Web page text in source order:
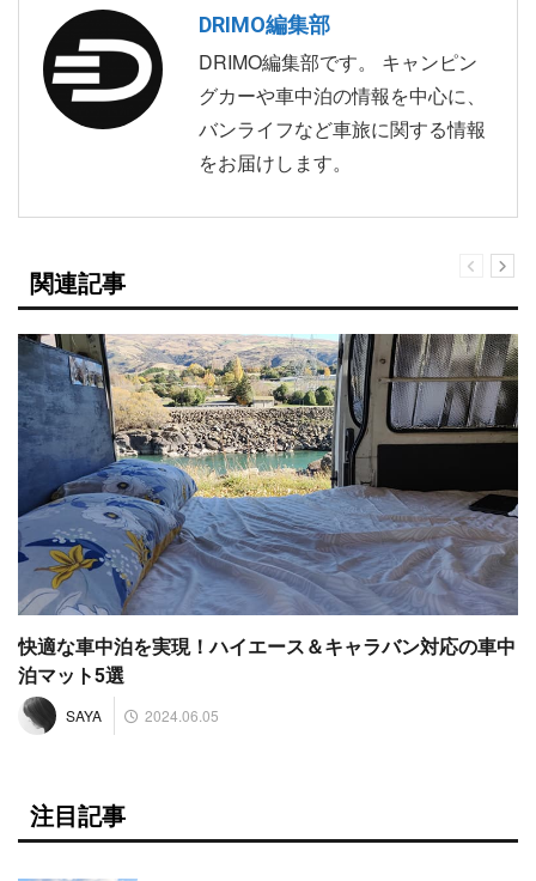
DRIMO編集部
DRIMO編集部です。 キャンピン
グカーや車中泊の情報を中心に、
バンライフなど車旅に関する情報
をお届けします。
関連記事
快適な車中泊を実現！ハイエース＆キャラバン対応の車中
泊マット5選
SAYA 2024.06.05
注目記事